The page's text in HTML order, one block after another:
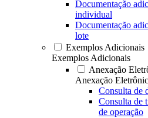
Documentação
individual
Documentação
lote
Exemplos Adicionais
Exemplos Adicionais
Anexação
Anexação
Consulta de
Consulta de
de operação